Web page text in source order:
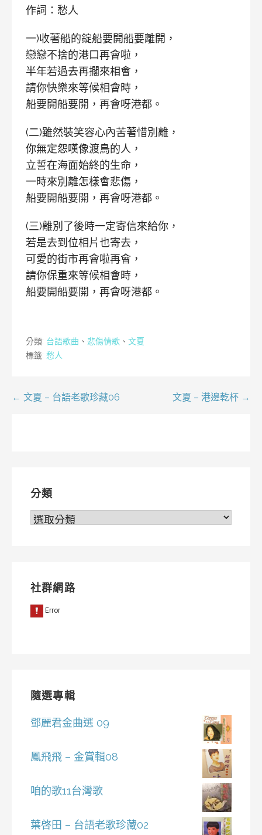
作詞：愁人
一)收著船的錠船要開船要離開，
戀戀不捨的港口再會啦，
半年若過去再擱來相會，
請你快樂來等候相會時，
船要開船要開，再會呀港都。
(二)雖然裝笑容心內苦著惜別離，
你無定怨嘆像渡鳥的人，
立誓在海面始終的生命，
一時來別離怎樣會悲傷，
船要開船要開，再會呀港都。
(三)離別了後時一定寄信來給你，
若是去到位相片也寄去，
可愛的街市再會啦再會，
請你保重來等候相會時，
船要開船要開，再會呀港都。
分類: 台語歌曲 、 悲傷情歌 、 文夏
標籤: 愁人
文← 文夏 – 台語老歌珍藏06 文夏 – 港邊乾杯 →
分類
分
社群網路
隨選專輯
鄧麗君金曲選 09
鳳飛飛 – 金賞輯08
咱的歌11台灣歌
葉啓田 – 台語老歌珍藏02